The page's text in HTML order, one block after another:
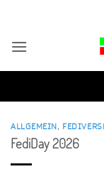
springen
ALLGEMEIN,
FediDay 2026